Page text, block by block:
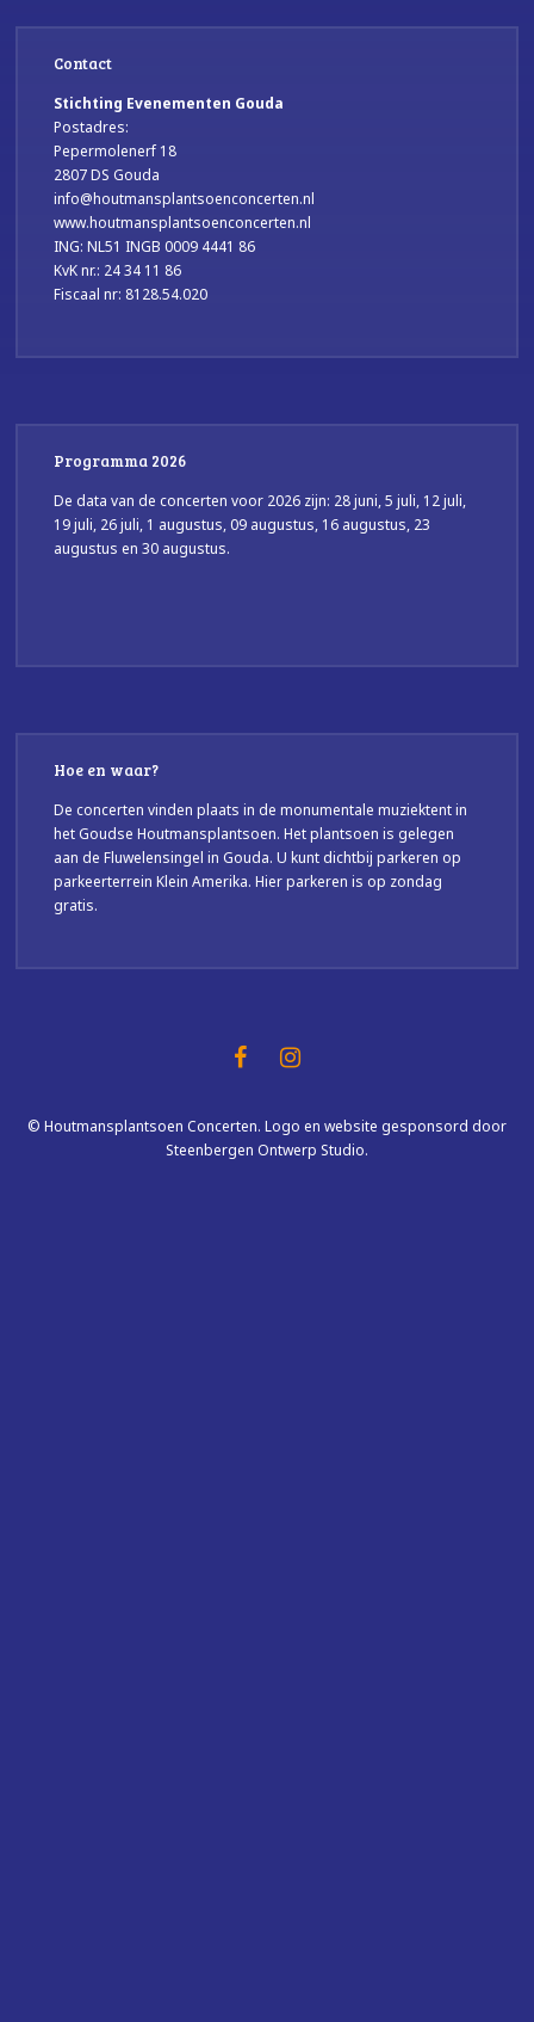
Contact
Stichting Evenementen Gouda
Postadres:
Pepermolenerf 18
2807 DS Gouda
info@houtmansplantsoenconcerten.nl
www.houtmansplantsoenconcerten.nl
ING: NL51 INGB 0009 4441 86
KvK nr.: 24 34 11 86
Fiscaal nr: 8128.54.020
Programma 2026
De data van de concerten voor 2026 zijn: 28 juni, 5 juli, 12 juli,
19 juli, 26 juli, 1 augustus, 09 augustus, 16 augustus, 23
augustus en 30 augustus.
Hoe en waar?
De concerten vinden plaats in de monumentale muziektent in
het Goudse Houtmansplantsoen. Het plantsoen is gelegen
aan de Fluwelensingel in Gouda. U kunt dichtbij parkeren op
parkeerterrein Klein Amerika. Hier parkeren is op zondag
gratis.
© Houtmansplantsoen Concerten. Logo en website gesponsord door
Steenbergen Ontwerp Studio.